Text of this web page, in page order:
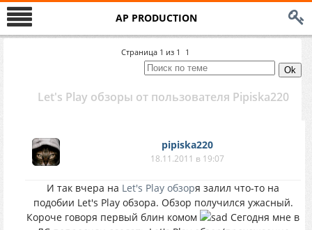
AP PRODUCTION
Страница 1 из 1 1
Let's Play обзоры от пользователя Pipiska220
pipiska220
18.11.2011 в 19:07
И так вчера на Let's Play обзоря залил что-то на
подобии Let's Play обзора. Обзор получился ужасный.
Короче говоря первый блин комом
Сегодня мне в